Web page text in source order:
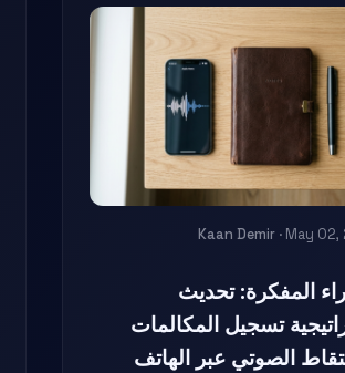
Kaan Demir · May
المفكرة: تحديث
تسجيل المكالمات
الصوتي عبر الهاتف